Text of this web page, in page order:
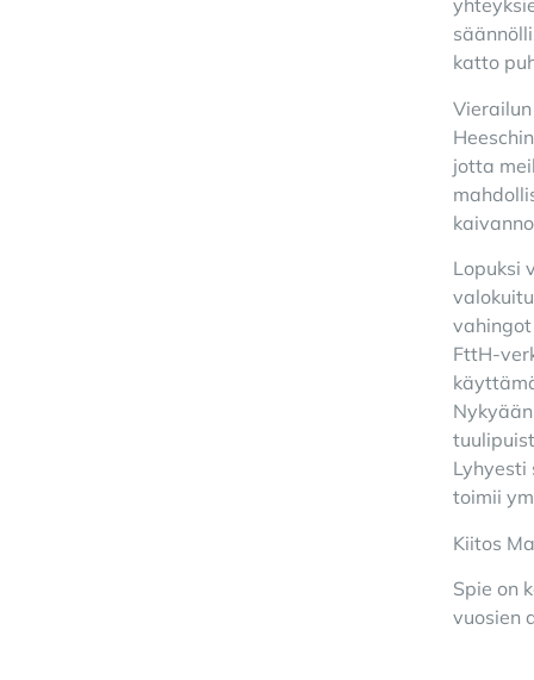
katto
jotta
Lopuksi
FttH-
Lyhyesti
toimii
Kiitos
Spie on
vuosien